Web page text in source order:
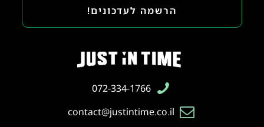
072-334-1766
contact@justintime.co.il
הרשמה לעדכונים!